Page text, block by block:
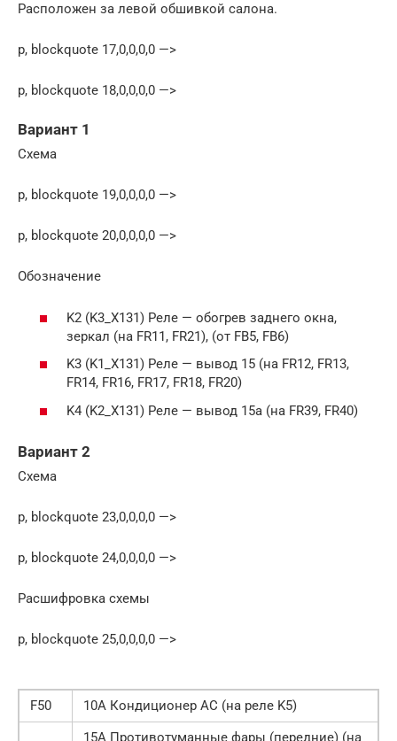
Расположен за левой обшивкой салона.
p, blockquote 17,0,0,0,0 —>
p, blockquote 18,0,0,0,0 —>
Вариант 1
Схема
p, blockquote 19,0,0,0,0 —>
p, blockquote 20,0,0,0,0 —>
Обозначение
K2 (K3_X131) Реле — обогрев заднего окна,
зеркал (на FR11, FR21), (от FB5, FB6)
K3 (K1_X131) Реле — вывод 15 (на FR12, FR13,
FR14, FR16, FR17, FR18, FR20)
K4 (K2_X131) Реле — вывод 15a (на FR39, FR40)
Вариант 2
Схема
p, blockquote 23,0,0,0,0 —>
p, blockquote 24,0,0,0,0 —>
Расшифровка схемы
p, blockquote 25,0,0,0,0 —>
F50 10А Кондиционер AC (на реле K5)
15А Противотуманные фары (передние) (на